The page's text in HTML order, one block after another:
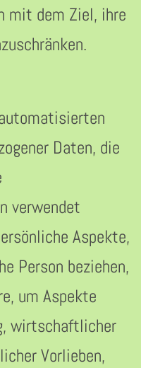
mit dem Ziel, ihre
Daten, die
verwendet
Aspekte,
Person beziehen,
um Aspekte
wirtschaftlicher
Vorlieben,